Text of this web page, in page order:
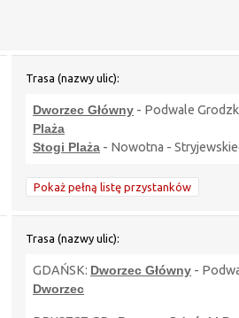
Trasa (nazwy ulic):
Dworzec Główny - Podwale
Plaża
Stogi Plaża - Nowotna -
Pokaż pełną listę przystanków
Trasa (nazwy ulic):
GDAŃSK: Dworzec Główny -
Dworzec